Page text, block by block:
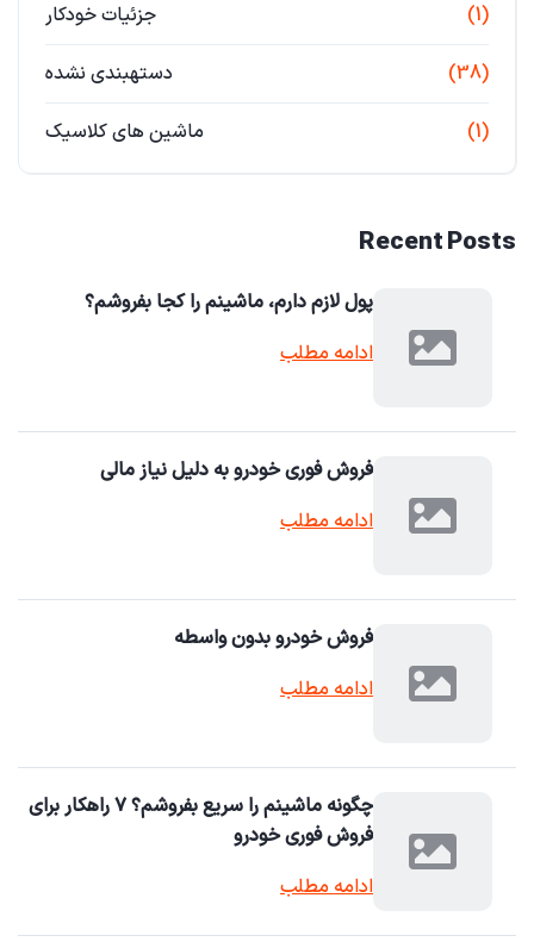
جزئیات خودکار (1)
دستهبندی نشده (38)
ماشین های کلاسیک (1)
Recent Posts
پول لازم دارم، ماشینم را کجا بفروشم؟
ادامه مطلب
فروش فوری خودرو به دلیل نیاز مالی
ادامه مطلب
فروش خودرو بدون واسطه
ادامه مطلب
چگونه ماشینم را سریع بفروشم؟ ۷ راهکار برای
فروش فوری خودرو
ادامه مطلب